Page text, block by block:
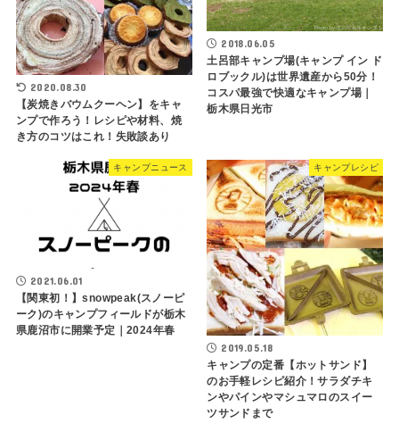
2020.08.30
【炭焼きバウムクーヘン】をキャ
ンプで作ろう！レシピや材料、焼
き方のコツはこれ！失敗談あり
2018.06.05
土呂部キャンプ場(キャンプ イン ド
ロブックル)は世界遺産から50分！
コスパ最強で快適なキャンプ場｜
栃木県日光市
キャンプニュース
2021.06.01
【関東初！】snowpeak(スノーピ
ーク)のキャンプフィールドが栃木
県鹿沼市に開業予定｜2024年春
キャンプレシピ
2019.05.18
キャンプの定番【ホットサンド】
のお手軽レシピ紹介！サラダチキ
ンやパインやマシュマロのスイー
ツサンドまで